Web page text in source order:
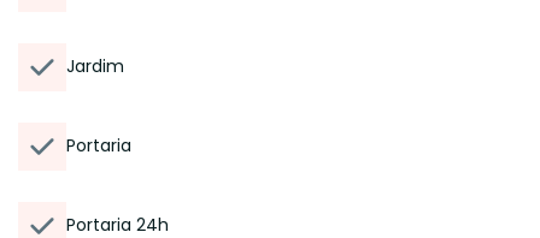
Jardim
Portaria
Portaria 24h